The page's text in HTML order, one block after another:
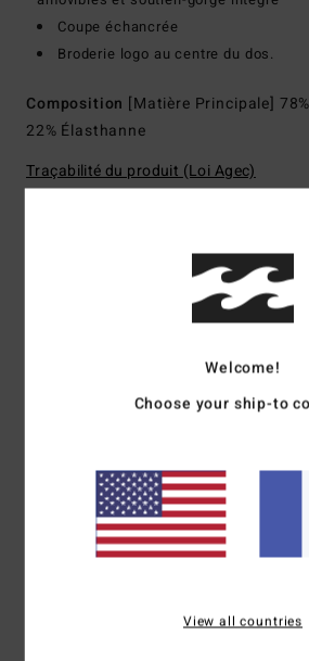
Coupe échancrée
Broderie logo au centre du dos.
Composition [Matière Principale]
22% Élasthanne
Traçabilité du produit (Loi Agec)
Livraison & Retours
Note moyenne
5.0/5
basé sur1 avis vérifiés
Welcome!
Choose your ship-to
View all countries